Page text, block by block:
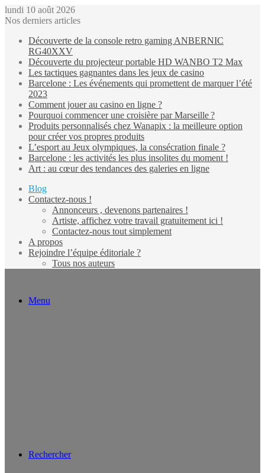
lundi 10 août 2026
Nos derniers articles
Découverte de la console retro gaming ANBERNIC
RG40XXV
Découverte du projecteur portable HD WANBO T2 Max
Les tactiques gagnantes dans les jeux de casino
Barcelone : Les événements qui promettent de marquer l’été
2023
Comment jouer au casino en ligne ?
Pourquoi commencer une croisière par Marseille ?
Produits personnalisés chez Wanapix : la meilleure option
pour créer vos propres produits
L’esport au Jeux olympiques, la consécration finale ?
Barcelone : les activités les plus insolites du moment !
Art : au cœur des tendances des galeries en ligne
Blog
Contactez-nous !
Annonceurs , devenons partenaires !
Artiste, affichez votre travail gratuitement ici !
Contactez-nous tout simplement
A propos
Rejoindre l’équipe éditoriale ?
Tous nos auteurs
Menu
Rechercher